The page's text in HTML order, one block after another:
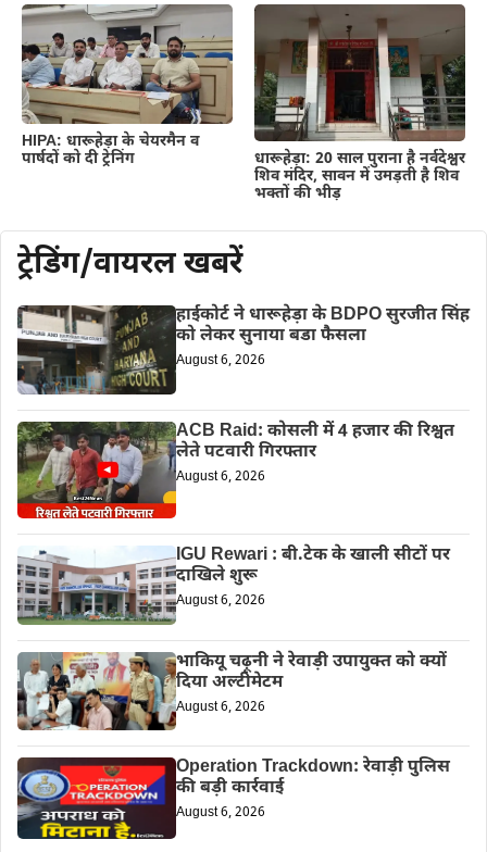
HIPA: धारूहेड़ा के चेयरमैन व
पार्षदों को दी ट्रेनिंग
धारूहेड़ा: 20 साल पुराना है नर्वदेश्वर
शिव मंदिर, सावन में उमड़ती है शिव
भक्तों की भीड़
ट्रेडिंग/वायरल खबरें
हाईकोर्ट ने धारूहेड़ा के BDPO सुरजीत सिंह
को लेकर सुनाया बडा फैसला
August 6, 2026
ACB Raid: कोसली में 4 हजार की रिश्वत
लेते पटवारी गिरफ्तार
August 6, 2026
IGU Rewari : बी.टेक के खाली सीटों पर
दाखिले शुरू
August 6, 2026
भाकियू चढ़ूनी ने रेवाड़ी उपायुक्त को क्यों
दिया अल्टीमेटम
August 6, 2026
Operation Trackdown: रेवाड़ी पुलिस
की बड़ी कार्रवाई
August 6, 2026